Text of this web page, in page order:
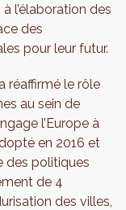
l’élaboration des
des
pour leur futur.
réaffirmé le rôle
au sein de
l’Europe à
en 2016 et
des politiques
de 4
des villes,